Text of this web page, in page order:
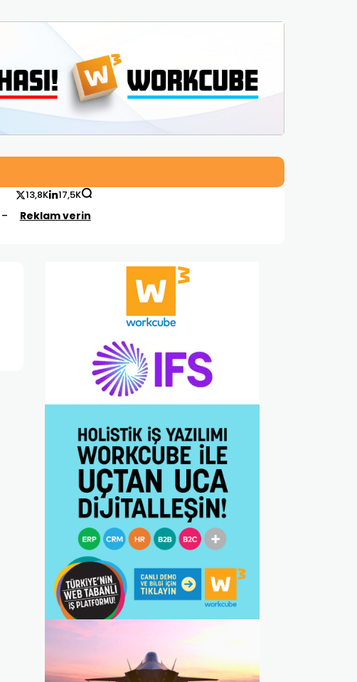
– Reklam verin
13,8K 17,5K